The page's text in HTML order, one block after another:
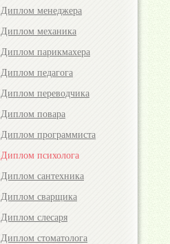
Диплом менеджера
Диплом механика
Диплом парикмахера
Диплом педагога
Диплом переводчика
Диплом повара
Диплом программиста
Диплом психолога
Диплом сантехника
Диплом сварщика
Диплом слесаря
Диплом стоматолога